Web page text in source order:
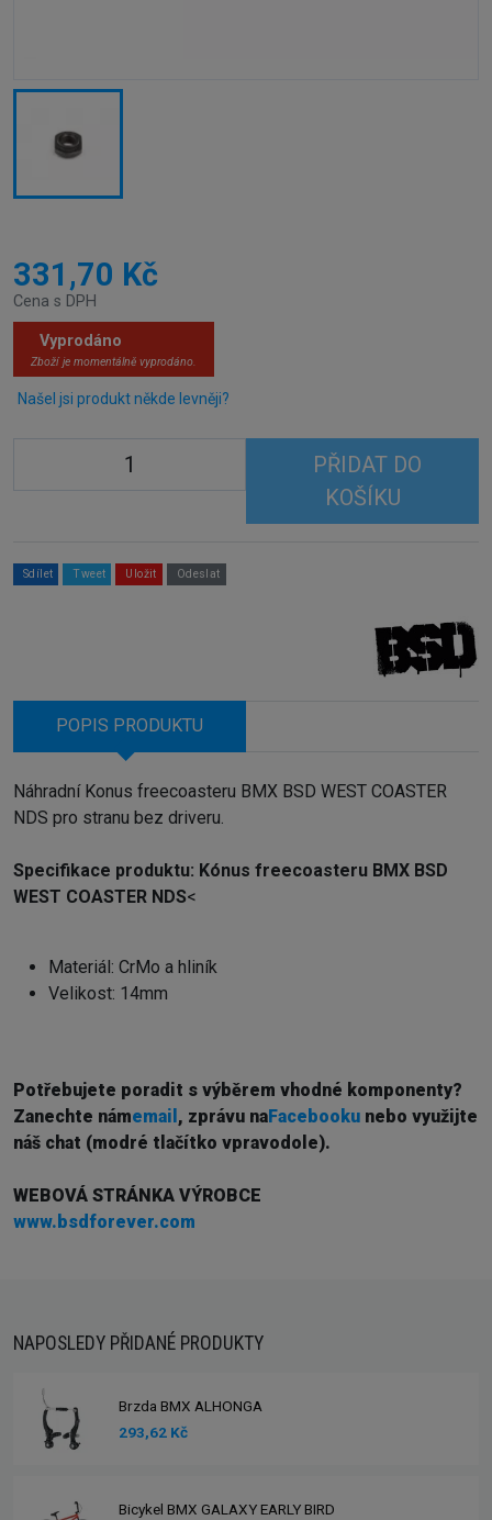
331,70 Kč
Cena s DPH
Vyprodáno
Zboží je momentálně vyprodáno.
Našel jsi produkt někde levněji?
PŘIDAT DO
KOŠÍKU
Sdílet Tweet Uložit Odeslat
POPIS PRODUKTU
Náhradní Konus freecoasteru BMX BSD WEST COASTER
NDS pro stranu bez driveru.
Specifikace produktu: Kónus freecoasteru BMX BSD
WEST COASTER NDS<
Materiál: CrMo a hliník
Velikost: 14mm
Potřebujete poradit s výběrem vhodné komponenty?
Zanechte námemail , zprávu naFacebooku nebo využijte
náš chat (modré tlačítko vpravodole).
WEBOVÁ STRÁNKA VÝROBCE
www.bsdforever.com
NAPOSLEDY PŘIDANÉ PRODUKTY
Brzda BMX ALHONGA
293,62 Kč
Bicykel BMX GALAXY EARLY BIRD